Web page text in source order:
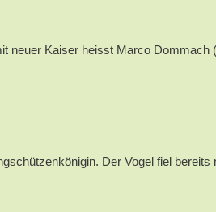
Kaiser heisst Marco
Der Vogel fiel bereits